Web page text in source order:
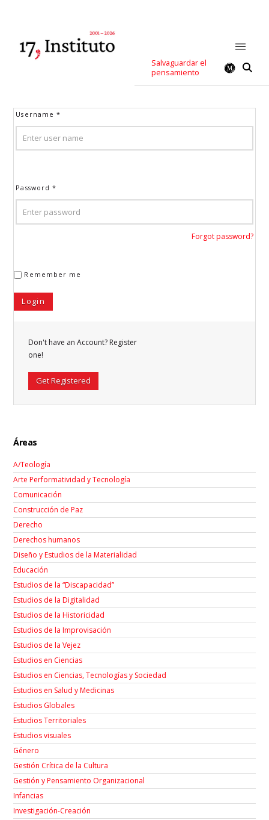
Salvaguardar el
pensamiento
Username*
Password*
Forgot password?
Remember me
Don't have an Account? Register
one!
Get Registered
Áreas
A/Teología
Arte Performatividad y Tecnología
Comunicación
Construcción de Paz
Derecho
Derechos humanos
Diseño y Estudios de la Materialidad
Educación
Estudios de la “Discapacidad”
Estudios de la Digitalidad
Estudios de la Historicidad
Estudios de la Improvisación
Estudios de la Vejez
Estudios en Ciencias
Estudios en Ciencias, Tecnologías y Sociedad
Estudios en Salud y Medicinas
Estudios Globales
Estudios Territoriales
Estudios visuales
Género
Gestión Crítica de la Cultura
Gestión y Pensamiento Organizacional
Infancias
Investigación-Creación